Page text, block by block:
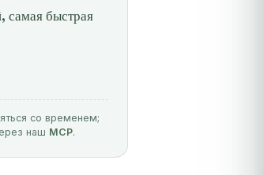
самая быстрая
со временем;
наш MCP.